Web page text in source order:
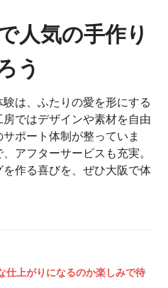
人気の手作り
う
は、ふたりの愛を形にする
ではデザインや素材を自由
ポート体制が整っていま
アフターサービスも充実。
作る喜びを、ぜひ大阪で体
仕上がりになるのか楽しみで待